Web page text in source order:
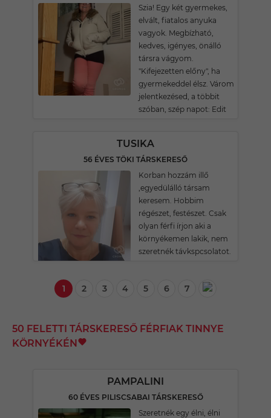
Szia! Egy két gyermekes,
elvált, fiatalos anyuka
vagyok. Megbízható,
kedves, igényes, önálló
társra vágyom.
"Kifejezetten előny", ha
gyermekeddel élsz. Várom
jelentkezésed, a többit
szóban, szép napot: Edit
TUSIKA
56 ÉVES TÖKI TÁRSKERESŐ
Korban hozzám illő
,egyedülálló társam
keresem. Hobbim
régészet, festészet. Csak
olyan férfi írjon aki a
környékemen lakik, nem
szeretnék távkspcsolatot.
1 2 3 4 5 6 7
50 FELETTI TÁRSKERESŐ FÉRFIAK TINNYE
KÖRNYÉKÉN
PAMPALINI
60 ÉVES PILISCSABAI TÁRSKERESŐ
Szeretnék egy élni, élni